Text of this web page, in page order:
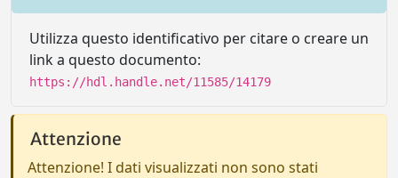
Utilizza questo identificativo per citare o creare un
link a questo documento:
https://hdl.handle.net/11585/14179
Attenzione
Attenzione! I dati visualizzati non sono stati